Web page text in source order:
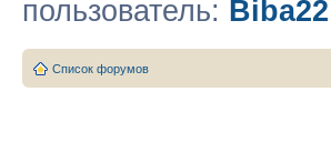
пользователь: Biba22
Список форумов